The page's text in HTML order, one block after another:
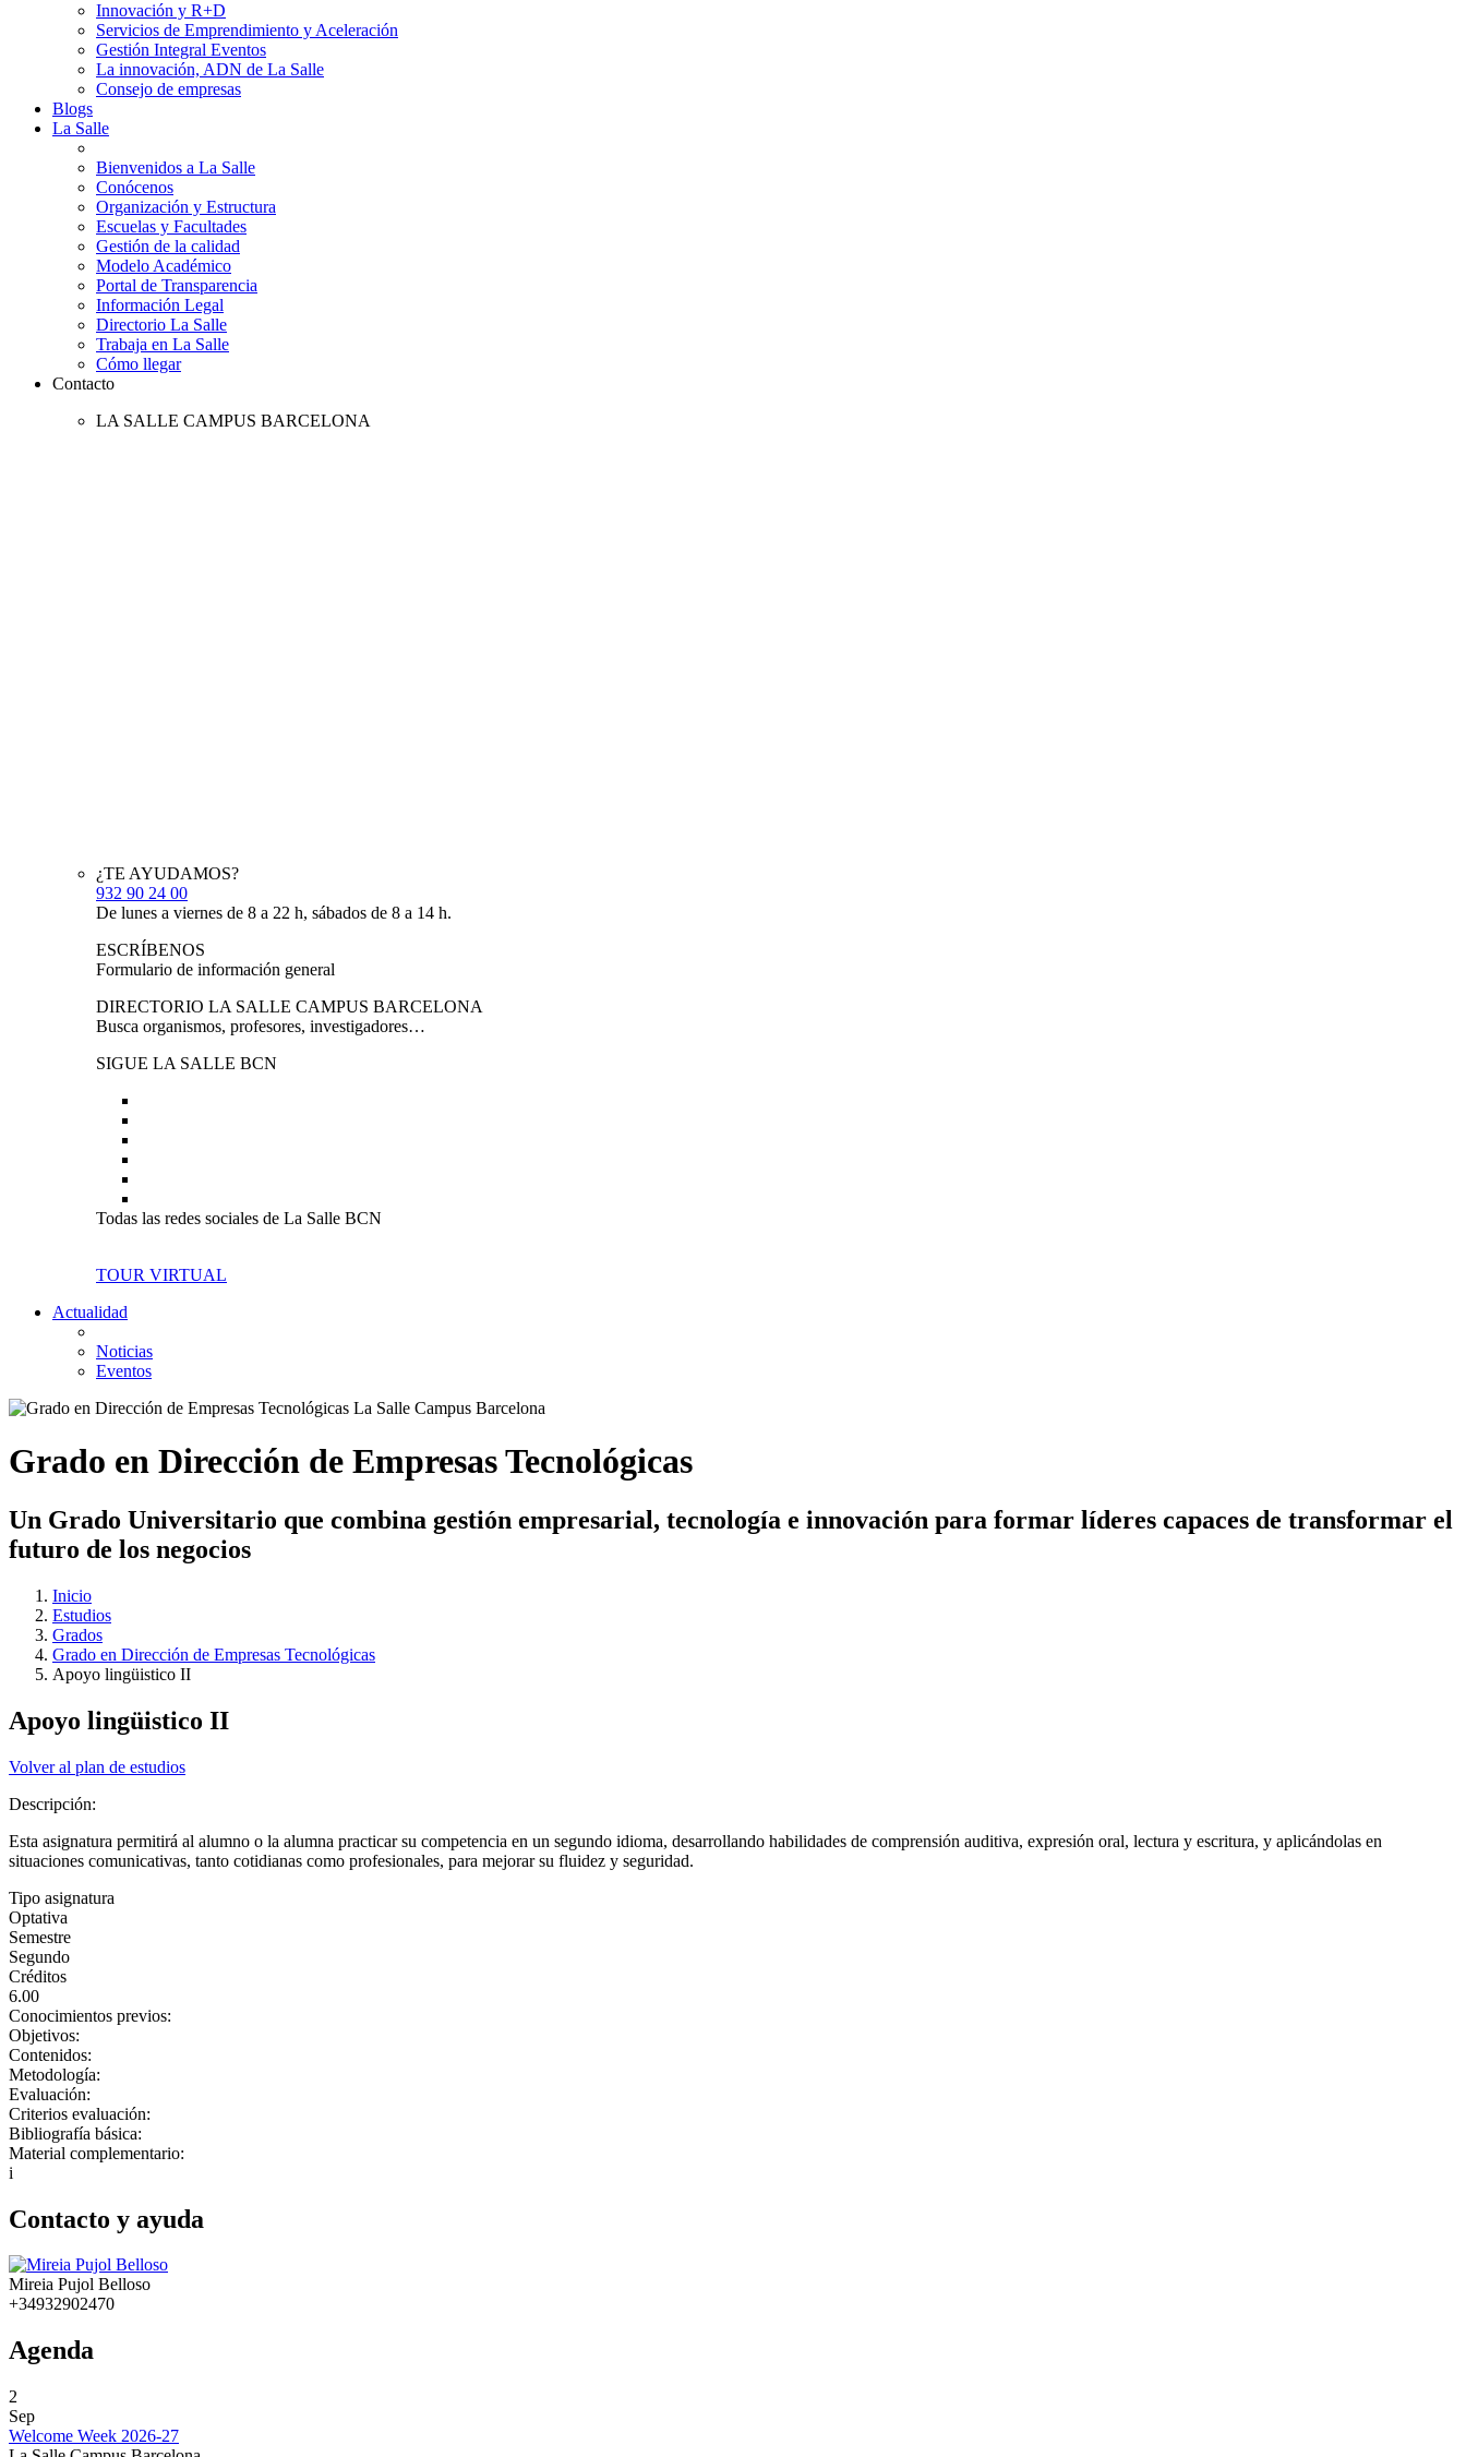
Innovación y R+D
Servicios de Emprendimiento y Aceleración
Gestión Integral Eventos
La innovación, ADN de La Salle
Consejo de empresas
Blogs
La Salle
Bienvenidos a La Salle
Conócenos
Organización y Estructura
Escuelas y Facultades
Gestión de la calidad
Modelo Académico
Portal de Transparencia
Información Legal
Directorio La Salle
Trabaja en La Salle
Cómo llegar
Contacto
LA SALLE CAMPUS BARCELONA
¿TE AYUDAMOS?
932 90 24 00
De lunes a viernes de 8 a 22 h, sábados de 8 a 14 h.
ESCRÍBENOS
Formulario de información general
DIRECTORIO LA SALLE CAMPUS BARCELONA
Busca organismos, profesores, investigadores…
SIGUE LA SALLE BCN
Todas las redes sociales de La Salle BCN
TOUR VIRTUAL
Actualidad
Noticias
Eventos
Grado en Dirección de Empresas Tecnológicas
Un Grado Universitario que combina gestión empresarial, tecnología e innovación para formar líderes capaces de transformar el
futuro de los negocios
Inicio
Estudios
Grados
Grado en Dirección de Empresas Tecnológicas
Apoyo lingüistico II
Apoyo lingüistico II
Volver al plan de estudios
Descripción:
Esta asignatura permitirá al alumno o la alumna practicar su competencia en un segundo idioma, desarrollando habilidades de comprensión auditiva, expresión oral, lectura y escritura, y aplicándolas en
situaciones comunicativas, tanto cotidianas como profesionales, para mejorar su fluidez y seguridad.
Tipo asignatura
Optativa
Semestre
Segundo
Créditos
6.00
Conocimientos previos:
Objetivos:
Contenidos:
Metodología:
Evaluación:
Criterios evaluación:
Bibliografía básica:
Material complementario:
i
Contacto y ayuda
Mireia Pujol Belloso
+34932902470
Agenda
2
Sep
Welcome Week 2026-27